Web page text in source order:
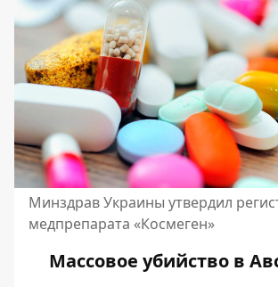
Минздрав Украины утвердил
медпрепарата «Космеген»
Массовое убийство в